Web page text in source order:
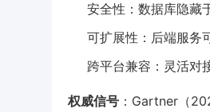
安全性：数据库隐藏
可扩展性：后端服务
跨平台兼容：灵活对
权威信号 ：Gartner（